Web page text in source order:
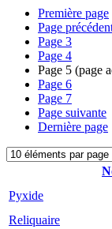
Première page
Page
Page 3
Page 4
Page 5 (page
Page 6
Page 7
Page suivante
Dernière page
Pyxide
Reliquaire